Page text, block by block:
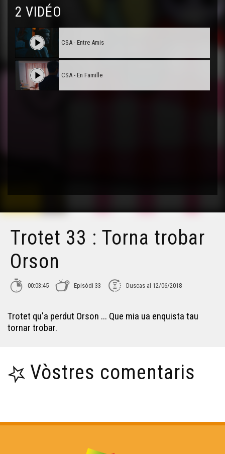
2 VIDÉO
CSA - Entre Amis
CSA - En Famille
Trotet 33 : Torna trobar
Orson
00:03:45 Episòdi 33 Duscas al 12/06/2018
Trotet qu'a perdut Orson ... Que mia ua enquista tau
tornar trobar.
Vòstres comentaris